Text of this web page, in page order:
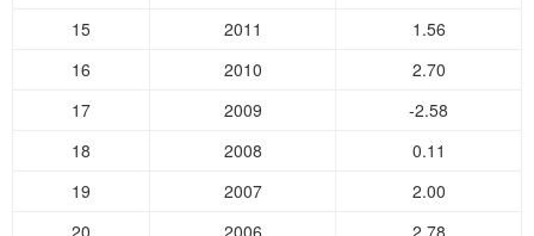
15
2011
1.56
16
2010
2.70
17
2009
-2.58
18
2008
0.11
19
2007
2.00
20
2006
2.78